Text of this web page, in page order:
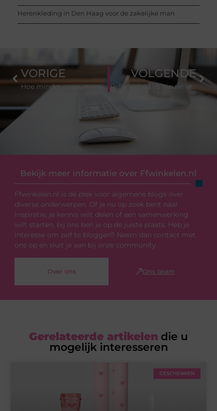
Herenkleding in Den Haag voor de zakelijke man
Bekijk meer informatie over Ffwinkelen.nl
Ffwinkelen.nl is dé plek voor algemene blogs over
diverse onderwerpen. Of je nu op zoek bent naar
inspiratie, je kennis wilt delen of een samenwerking
wilt starten, bij ons ben je op de juiste plaats. Heb je
interesse om zelf te bloggen? Neem dan contact met
ons op en sluit je aan bij onze community.
Over ons Ons team
VORIGE
Hoe minder consumeren? 10 praktische tips voor een bewuster leven (2026)
VOLGENDE
Refurbished vs nieuw: wat is beter en wanneer kies je wat? (2026)
Gerelateerde artikelen die u
mogelijk interesseren
GESCHENKEN